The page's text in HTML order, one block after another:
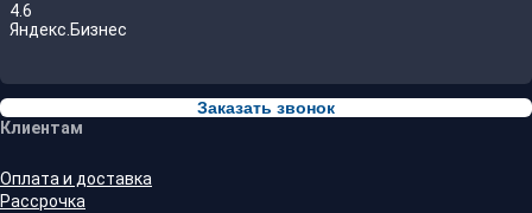
4.6
Яндекс.Бизнес
Заказать звонок
Клиентам
Оплата и доставка
Рассрочка